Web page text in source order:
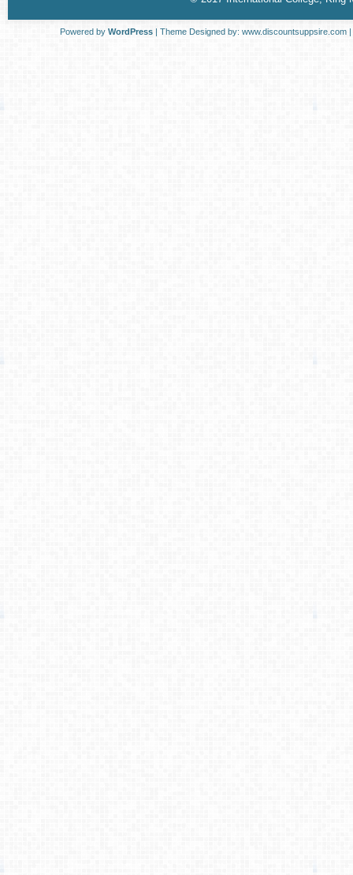
Powered by WordPress | Theme Designed by: www.discountsuppsire.com